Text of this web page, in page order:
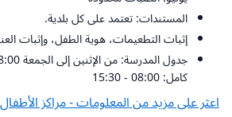
المستندات: تعتمد على كل بلدية.
إثبات التطعيمات، هوية الطفل، وإثبات
كامل: 08:00 - 15:30
اعثر على مزيد من المعلومات - مراكز الأطفال